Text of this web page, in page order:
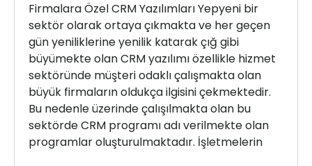
Firmalara Özel CRM Yazılımları Yepyeni bir
sektör olarak ortaya çıkmakta ve her geçen
gün yeniliklerine yenilik katarak çığ gibi
büyümekte olan CRM yazılımı özellikle hizmet
sektöründe müşteri odaklı çalışmakta olan
büyük firmaların oldukça ilgisini çekmektedir.
Bu nedenle üzerinde çalışılmakta olan bu
sektörde CRM programı adı verilmekte olan
programlar oluşturulmaktadır. İşletmelerin